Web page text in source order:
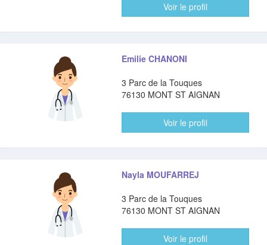
Voir le profil
Emilie CHANONI
3 Parc de la Touques
76130 MONT ST AIGNAN
Voir le profil
Nayla MOUFARREJ
3 Parc de la Touques
76130 MONT ST AIGNAN
Voir le profil